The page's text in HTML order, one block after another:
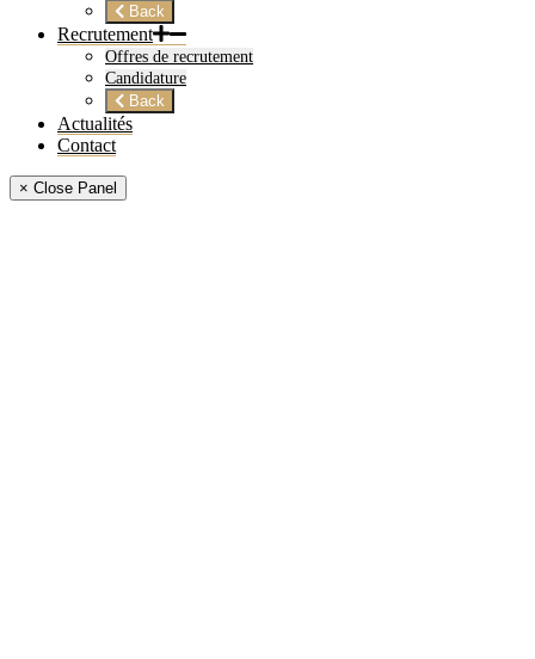
Back
Recrutement
Offres de recrutement
Candidature
Back
Actualités
Contact
× Close Panel